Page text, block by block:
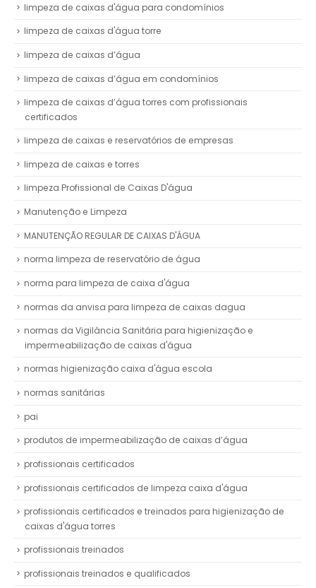
limpeza de caixas d'água para condomínios
limpeza de caixas d'água torre
limpeza de caixas d’água
limpeza de caixas d’água em condomínios
limpeza de caixas d’água torres com profissionais
certificados
limpeza de caixas e reservatórios de empresas
limpeza de caixas e torres
limpeza Profissional de Caixas D'água
Manutenção e Limpeza
MANUTENÇÃO REGULAR DE CAIXAS D'ÁGUA
norma limpeza de reservatório de água
norma para limpeza de caixa d'água
normas da anvisa para limpeza de caixas dagua
normas da Vigilância Sanitária para higienização e
impermeabilização de caixas d'água
normas higienização caixa d'água escola
normas sanitárias
pai
produtos de impermeabilização de caixas d’água
profissionais certificados
profissionais certificados de limpeza caixa d'água
profissionais certificados e treinados para higienização de
caixas d'água torres
profissionais treinados
profissionais treinados e qualificados